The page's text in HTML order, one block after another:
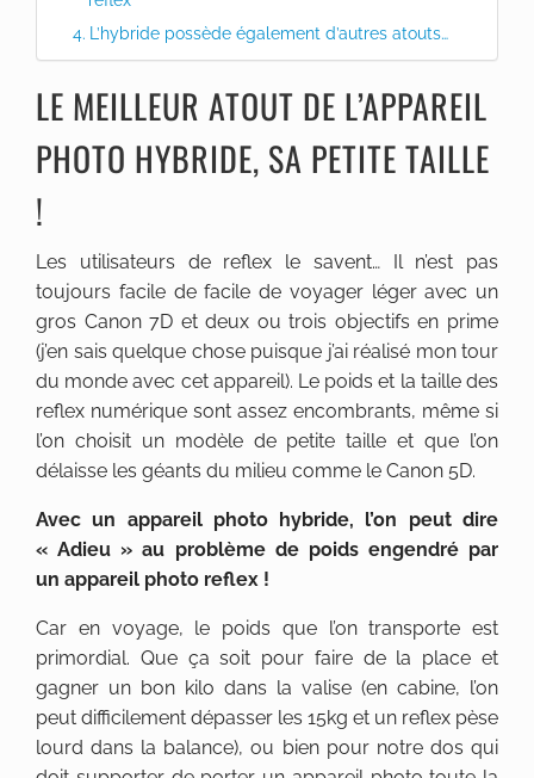
L’hybride possède également d’autres atouts…
LE MEILLEUR ATOUT DE L’APPAREIL
PHOTO HYBRIDE, SA PETITE TAILLE
!
Les utilisateurs de reflex le savent… Il n’est pas
toujours facile de facile de voyager léger avec un
gros Canon 7D et deux ou trois objectifs en prime
(j’en sais quelque chose puisque j’ai réalisé mon tour
du monde avec cet appareil). Le poids et la taille des
reflex numérique sont assez encombrants, même si
l’on choisit un modèle de petite taille et que l’on
délaisse les géants du milieu comme le Canon 5D.
Avec un appareil photo hybride, l’on peut dire
« Adieu » au problème de poids engendré par
un appareil photo reflex !
Car en voyage, le poids que l’on transporte est
primordial. Que ça soit pour faire de la place et
gagner un bon kilo dans la valise (en cabine, l’on
peut difficilement dépasser les 15kg et un reflex pèse
lourd dans la balance), ou bien pour notre dos qui